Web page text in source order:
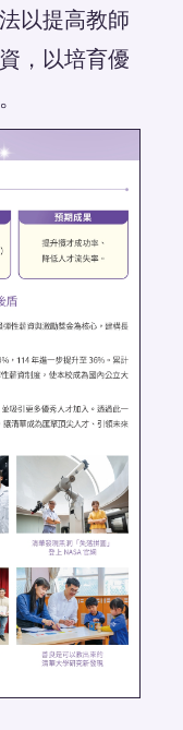
以提高教師
，以培育優